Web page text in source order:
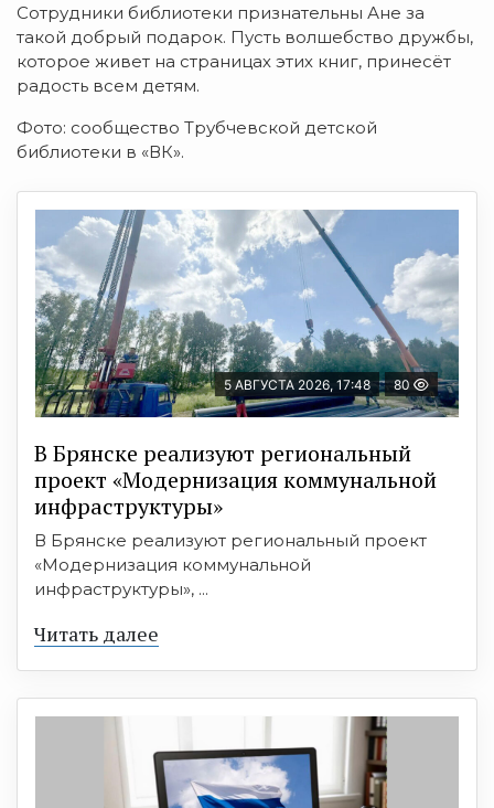
Сотрудники библиотеки признательны Ане за
такой добрый подарок. Пусть волшебство дружбы,
которое живет на страницах этих книг, принесёт
радость всем детям.
Фото: сообщество Трубчевской детской
библиотеки в «ВК».
5 АВГУСТА 2026, 17:48 80
В Брянске реализуют региональный
проект «Модернизация коммунальной
инфраструктуры»
В Брянске реализуют региональный проект
«Модернизация коммунальной
инфраструктуры», ...
Читать далее